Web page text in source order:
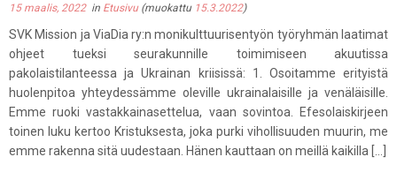
15 maalis, 2022in Etusivu (muokattu 15.3.2022)
SVK Mission ja ViaDia ry:n monikulttuurisentyön työryhmän laatimat
ohjeet tueksi seurakunnille toimimiseen akuutissa
pakolaistilanteessa ja Ukrainan kriisissä: 1. Osoitamme erityistä
huolenpitoa yhteydessämme oleville ukrainalaisille ja venäläisille.
Emme ruoki vastakkainasettelua, vaan sovintoa. Efesolaiskirjeen
toinen luku kertoo Kristuksesta, joka purki vihollisuuden muurin, me
emme rakenna sitä uudestaan. Hänen kauttaan on meillä kaikilla […]